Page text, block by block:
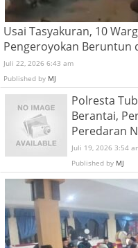
Usai Tasyakuran, 10
Pengeroyokan Beruntun
Juli 22, 2026 6:43 am
Published by MJ
Polresta
Berantai,
Peredaran
Juli 19, 2026 3:54
Published by MJ